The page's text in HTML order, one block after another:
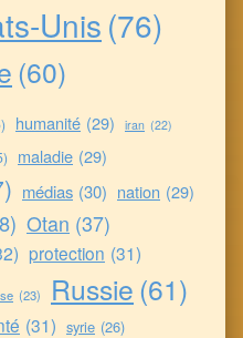
Unis(76)
(60)
humanité (29) iran (22)
maladie (29)
médias (30) nation (29)
Otan (37)
protection (31)
(23) Russie (61)
(31) syrie (26)